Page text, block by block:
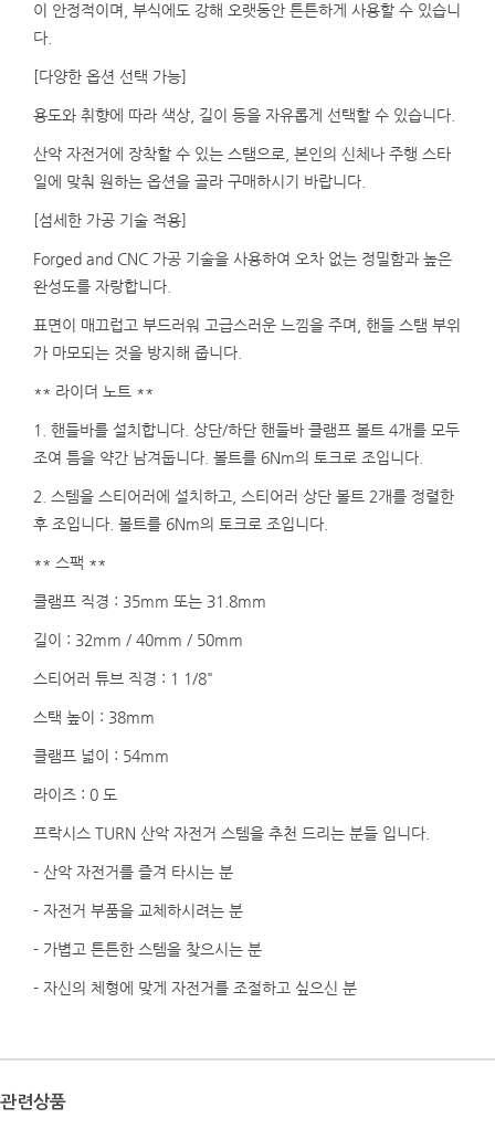
이 안정적이며, 부식에도 강해 오랫동안 튼튼하게 사용할 수 있습니
다.
[다양한 옵션 선택 가능]
용도와 취향에 따라 색상, 길이 등을 자유롭게 선택할 수 있습니다.
산악 자전거에 장착할 수 있는 스탬으로, 본인의 신체나 주행 스타
일에 맞춰 원하는 옵션을 골라 구매하시기 바랍니다.
[섬세한 가공 기술 적용]
Forged and CNC 가공 기술을 사용하여 오차 없는 정밀함과 높은
완성도를 자랑합니다.
표면이 매끄럽고 부드러워 고급스러운 느낌을 주며, 핸들 스탬 부위
가 마모되는 것을 방지해 줍니다.
** 라이더 노트 **
1. 핸들바를 설치합니다. 상단/하단 핸들바 클램프 볼트 4개를 모두
조여 틈을 약간 남겨둡니다. 볼트를 6Nm의 토크로 조입니다.
2. 스템을 스티어러에 설치하고, 스티어러 상단 볼트 2개를 정렬한
후 조입니다. 볼트를 6Nm의 토크로 조입니다.
** 스팩 **
클램프 직경 : 35mm 또는 31.8mm
길이 : 32mm / 40mm / 50mm
스티어러 튜브 직경 : 1 1/8"
스택 높이 : 38mm
클램프 넓이 : 54mm
라이즈 : 0 도
프락시스 TURN 산악 자전거 스템을 추천 드리는 분들 입니다.
- 산악 자전거를 즐겨 타시는 분
- 자전거 부품을 교체하시려는 분
- 가볍고 튼튼한 스템을 찾으시는 분
- 자신의 체형에 맞게 자전거를 조절하고 싶으신 분
관련상품